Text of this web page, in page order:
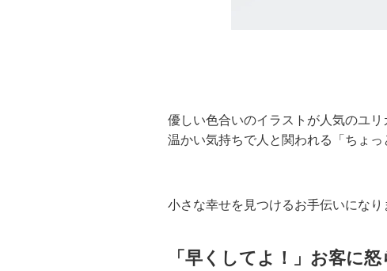
優しい色合いのイラストが人気のユ
温かい気持ちで人と関われる「ちょ
小さな幸せを見つけるお手伝いにな
「早くしてよ！」お客に